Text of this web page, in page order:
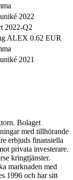
2022
2022-Q2
ALEX 0.62 EUR
2021
Bolaget
med tillhörande
erbjuds finansiella
privata investerare.
kringtjänster.
marknaden med
1996 och har sitt